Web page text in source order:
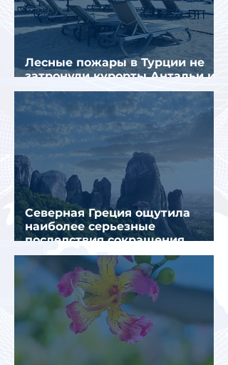
Лесные пожары в Турции не
затронули курорты Антальи и
Муглы
Северная Греция ощутила
наиболее серьезные
последствия сокращения
турпотока из России